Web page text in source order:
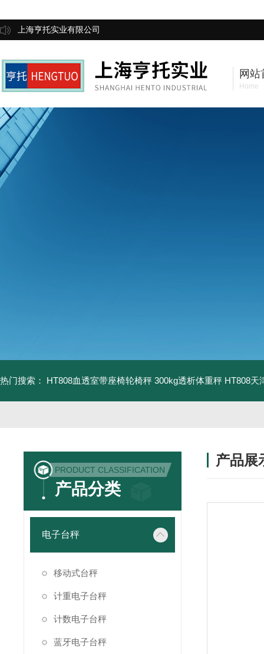
上海亨托实业有限公司
网站
Home
热门搜索： HT808血透室带座椅轮椅秤 300kg透析体重秤 HT808天
PRODUCT CLASSIFICATION
产品分类
电子台秤
移动式台秤
计重电子台秤
计数电子台秤
蓝牙电子台秤
产品展